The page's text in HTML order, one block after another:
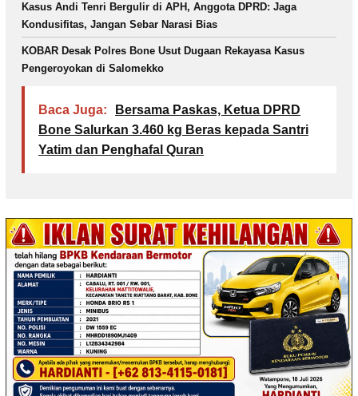
Kasus Andi Tenri Bergulir di APH, Anggota DPRD: Jaga
Kondusifitas, Jangan Sebar Narasi Bias
KOBAR Desak Polres Bone Usut Dugaan Rekayasa Kasus
Pengeroyokan di Salomekko
Baca Juga:
Bersama Paskas, Ketua DPRD
Bone Salurkan 3.460 kg Beras kepada Santri
Yatim dan Penghafal Quran